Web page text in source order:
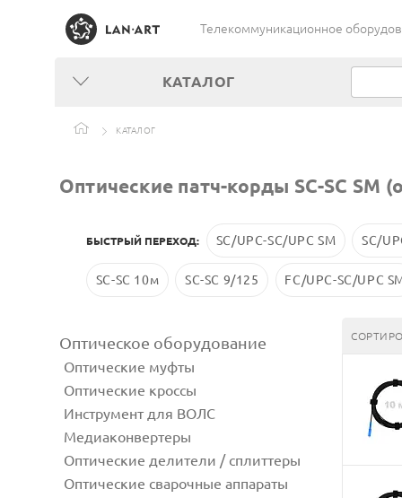
Телекоммуникационное
КАТАЛОГ
КАТАЛОГ
Оптические патч-корды SC-SC SM
БЫСТРЫЙ ПЕРЕХОД: SC/UPC-SC/UPC SM SC/
SC-SC 10м SC-SC 9/125 FC/UPC-SC/UPC
Оптическое оборудование
Оптические муфты
Оптические кроссы
Инструмент для ВОЛС
Медиаконвертеры
Оптические делители / сплиттеры
Оптические сварочные аппараты